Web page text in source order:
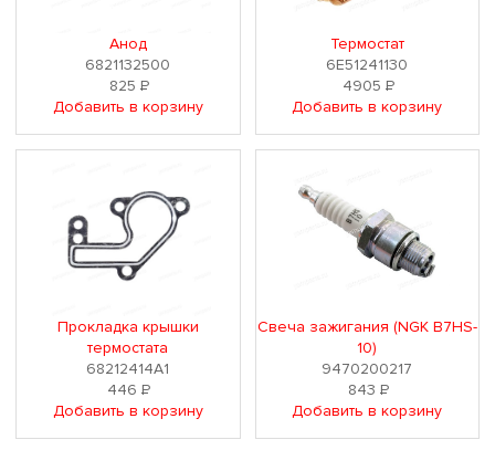
Анод
6821132500
825 Р
Добавить в корзину
Термостат
6E51241130
4905 Р
Добавить в корзину
Прокладка крышки
термостата
68212414A1
446Р
Добавить в корзину
Свеча зажигания (NGK B7HS-
10)
9470200217
843 Р
Добавить в корзину